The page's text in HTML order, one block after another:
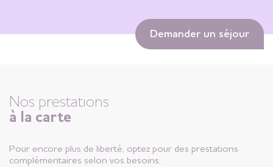
Demander un séjour
Nos prestations
à la carte
Pour encore plus de liberté, optez pour des prestations
complémentaires selon vos besoins.